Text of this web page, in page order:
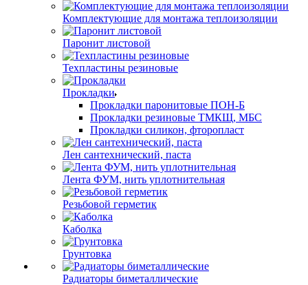
Комплектующие для монтажа теплоизоляции
Паронит листовой
Техпластины резиновые
Прокладки
Прокладки паронитовые ПОН-Б
Прокладки резиновые ТМКЩ, МБС
Прокладки силикон, фторопласт
Лен сантехнический, паста
Лента ФУМ, нить уплотнительная
Резьбовой герметик
Каболка
Грунтовка
Радиаторы биметаллические